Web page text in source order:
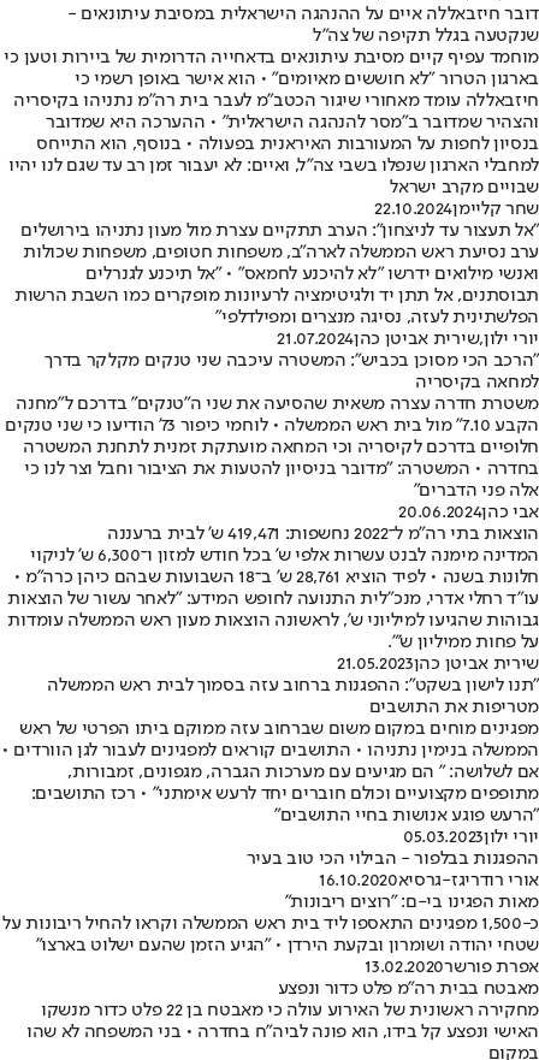
דובר חיזבאללה איים על ההנהגה הישראלית במסיבת עיתונאים -
שנקטעה בגלל תקיפה של צה"ל
מוחמד עפיף קיים מסיבת עיתונאים בדאחייה הדרומית של ביירות וטען כי
בארגון הטרור "לא חוששים מאיומים" • הוא אישר באופן רשמי כי
חיזבאללה עומד מאחורי שיגור הכטב"מ לעבר בית רה"מ נתניהו בקיסריה
והצהיר שמדובר ב"מסר להנהגה הישראלית" • ההערכה היא שמדובר
בנסיון לחפות על המעורבות האיראנית בפעולה • בנוסף, הוא התייחס
למחבלי הארגון שנפלו בשבי צה"ל, ואיים: לא יעבור זמן רב עד שגם לנו יהיו
שבויים מקרב ישראל
שחר קליימן22.10.2024
"אל תעצור עד לניצחון": הערב תתקיים עצרת מול מעון נתניהו בירושלים
ערב נסיעת ראש הממשלה לארה"ב, משפחות חטופים, משפחות שכולות
ואנשי מילואים ידרשו "לא להיכנע לחמאס" • "אל תיכנע לגנרלים
תבוסתנים, אל תתן יד ולגיטימציה לרעיונות מופקרים כמו השבת הרשות
הפלשתינית לעזה, נסיגה מנצרים ומפילדלפי"
יורי ילון,שירית אביטן כהן21.07.2024
"הרכב הכי מסוכן בכביש": המשטרה עיכבה שני טנקים מקלקר בדרך
למחאה בקיסריה
משטרת חדרה עצרה משאית שהסיעה את שני ה"טנקים" בדרכם ל"מחנה
הקבע 7.10" מול בית ראש הממשלה • לוחמי כיפור 73' הודיעו כי שני טנקים
חלופיים בדרכם לקיסריה וכי המחאה מועתקת זמנית לתחנת המשטרה
בחדרה • המשטרה: "מדובר בניסיון להטעות את הציבור וחבל וצר לנו כי
אלה פני הדברים"
אבי כהן20.06.2024
הוצאות בתי רה"מ ל־2022 נחשפות: 419,471 ש' לבית ברעננה
המדינה מימנה לבנט עשרות אלפי ש' בכל חודש למזון ו־6,300 ש' לניקוי
חלונות בשנה • לפיד הוציא 28,761 ש' ב־18 השבועות שבהם כיהן כרה"מ •
עו״ד רחלי אדרי, מנכ״לית התנועה לחופש המידע: "לאחר עשור של הוצאות
גבוהות שהגיעו למיליוני ש', לראשונה הוצאות מעון ראש הממשלה עומדות
על פחות ממיליון ש'".
שירית אביטן כהן21.05.2023
"תנו לישון בשקט": ההפגנות ברחוב עזה בסמוך לבית ראש הממשלה
מטריפות את התושבים
מפגינים מוחים במקום משום שברחוב עזה ממוקם ביתו הפרטי של ראש
הממשלה בנימין נתניהו • התושבים קוראים למפגינים לעבור לגן הוורדים •
אם לשלושה: " הם מגיעים עם מערכות הגברה, מגפונים, זמבורות,
מתופפים מקצועיים וכולם חוברים יחד לרעש אימתני" • רכז התושבים:
"הרעש פוגע אנושות בחיי התושבים"
יורי ילון05.03.2023
ההפגנות בבלפור - הבילוי הכי טוב בעיר
אורי רודריגז-גרסיא16.10.2020
מאות הפגינו בי-ם: "רוצים ריבונות"
כ-1,500 מפגינים התאספו ליד בית ראש הממשלה וקראו להחיל ריבונות על
שטחי יהודה ושומרון ובקעת הירדן • "הגיע הזמן שהעם ישלוט בארצו"
אפרת פורשר13.02.2020
מאבטח בבית רה"מ פלט כדור ונפצע
מחקירה ראשונית של האירוע עולה כי מאבטח בן 22 פלט כדור מנשקו
האישי ונפצע קל בידו, הוא פונה לביה"ח בחדרה • בני המשפחה לא שהו
במקום